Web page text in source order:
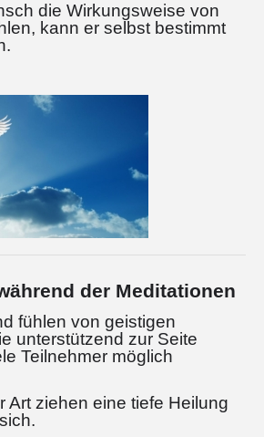
die Wirkungsweise von
kann er selbst bestimmt
der Meditationen
fühlen von geistigen
unterstützend zur Seite
Teilnehmer möglich
Art ziehen eine tiefe Heilung